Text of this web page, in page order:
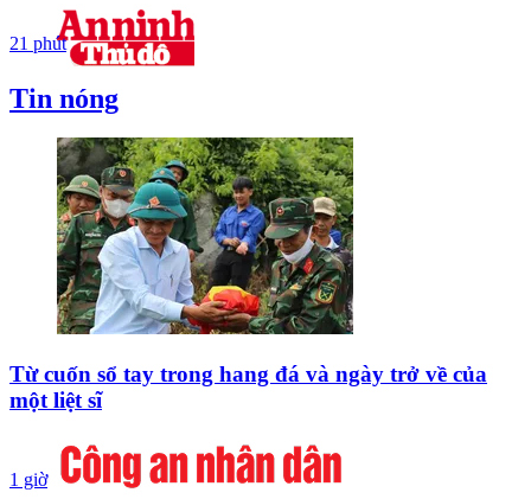
21 phút
Tin nóng
Từ cuốn sổ tay trong hang đá và ngày trở về của
một liệt sĩ
1 giờ